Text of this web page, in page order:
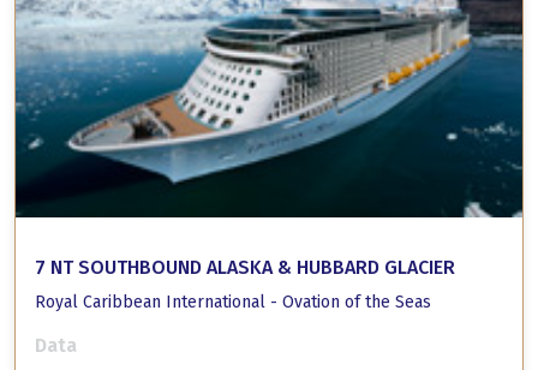
7 NT SOUTHBOUND ALASKA & HUBBARD GLACIER
Royal Caribbean International - Ovation of the Seas
Data